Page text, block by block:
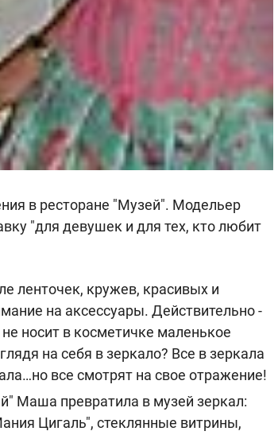
в ресторане "Музей". Модельер
"для девушек и для тех, кто любит
ленточек, кружев, красивых и
на аксессуары. Действительно -
носит в косметичке маленькое
на себя в зеркало? Все в зеркала
все смотрят на свое отражение!
Маша превратила в музей зеркал:
Цигаль", стеклянные витрины,